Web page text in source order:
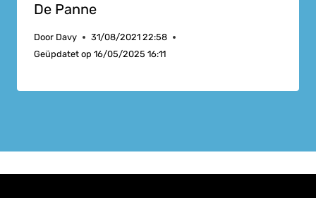
De Panne
Door Davy
31/08/2021 22:58
Geüpdatet op 16/05/2025 16:11